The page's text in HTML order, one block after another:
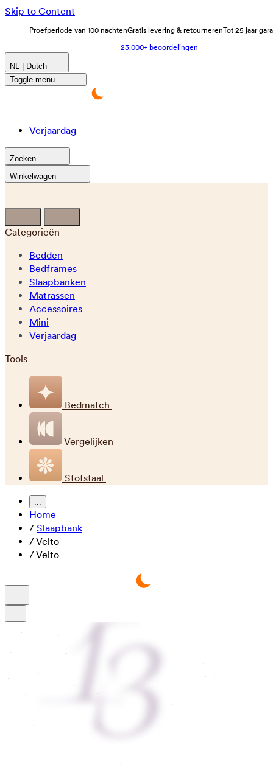
Skip to Content
Proefperiode van 100 nachtenGratis levering & retournerenTot 25 jaar
23.000+ beoordelingen
NL | Dutch
Toggle menu
Verjaardag
Zoeken
Winkelwagen
Categorieën
Bedden
Bedframes
Slaapbanken
Matrassen
Accessoires
Mini
Verjaardag
Tools
Bedmatch
Vergelijken
Stofstaal
...
Home
/ Slaapbank
/Velto
/Velto